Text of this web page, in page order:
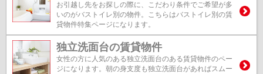
お引越し先をお探しの際に、こだわり条件でご希望が多
いのがバストイレ別の物件。こちらはバストイレ別の賃
貸物件特集ページになります。
独立洗面台の賃貸物件
女性の方に人気のある独立洗面台のある賃貸物件のペー
ジになります。朝の身支度も独立洗面台があればスムー